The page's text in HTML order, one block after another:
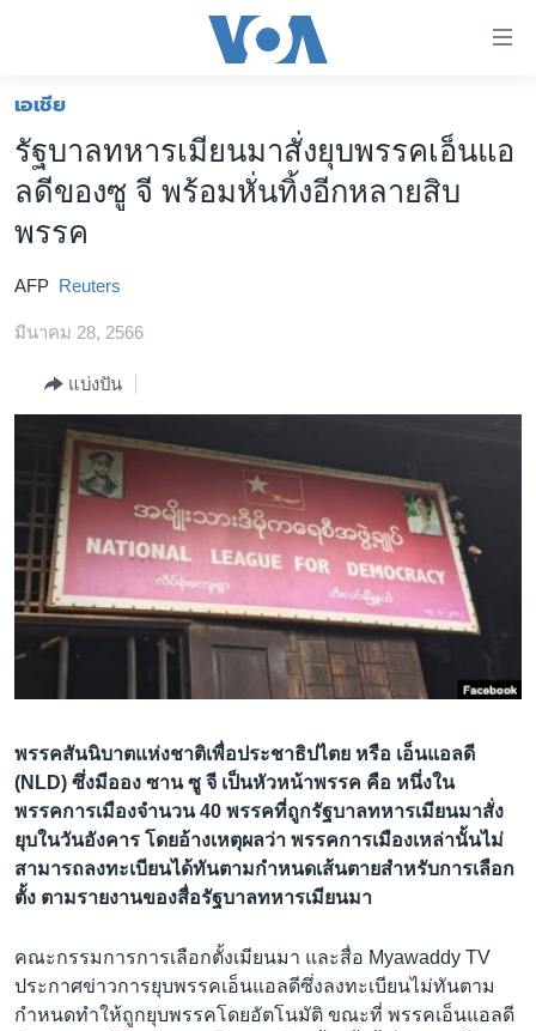
ต่อ
ข้าม
ไป
เนื้อหา
หลัก
ไป
หลัก
โลก
เอเชีย
ไทย
ธุรกิจ
วิทยาศาสตร์
สังคมและสุขภาพ
ไลฟ์สไตล์
ตรวจสอบข่าว
เรียนรู้ภาษาอังกฤษ
พอดคาสต์
ติดตามเรา
เลือกภาษา
เอเชีย
รัฐบาลทหารเมียนมาสั่งยุบพรรคเอ็นแอ
ลดีของซู จี พร้อมหั่นทิ้งอีกหลายสิบ
พรรค
AFP Reuters
มีนาคม 28, 2566
แบ่งปัน
พรรคสันนิบาตแห่งชาติเพื่อประชาธิปไตย หรือ เอ็นแอลดี
(NLD) ซึ่งมีออง ซาน ซู จี เป็นหัวหน้าพรรค คือ หนึ่งใน
พรรคการเมืองจำนวน 40 พรรคที่ถูกรัฐบาลทหารเมียนมาสั่ง
ยุบในวันอังคาร โดยอ้างเหตุผลว่า พรรคการเมืองเหล่านั้นไม่
สามารถลงทะเบียนได้ทันตามกำหนดเส้นตายสำหรับการเลือก
ตั้ง ตามรายงานของสื่อรัฐบาลทหารเมียนมา
คณะกรรมการการเลือกตั้งเมียนมา และสื่อ Myawaddy TV
ประกาศข่าวการยุบพรรคเอ็นแอลดีซึ่งลงทะเบียนไม่ทันตาม
กำหนดทำให้ถูกยุบพรรคโดยอัตโนมัติ ขณะที่ พรรคเอ็นแอลดี